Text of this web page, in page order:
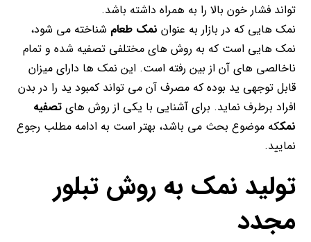
تواند فشار خون بالا را به همراه داشته باشد.
نمک هایی که در بازار به عنوان نمک طعام شناخته می شود،
نمک هایی است که به روش های مختلفی تصفیه شده و تمام
ناخالصی های آن از بین رفته است. این نمک ها دارای میزان
قابل توجهی ید بوده که مصرف آن می تواند کمبود ید را در بدن
افراد برطرف نماید. برای آشنایی با یکی از روش هایتصفیه
نمککه موضوع بحث می باشد، بهتر است به ادامه مطلب رجوع
نمایید.
تولید نمک به روش تبلور
مجدد